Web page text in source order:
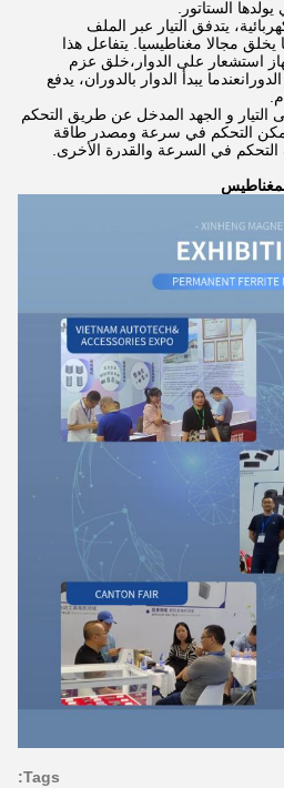
الستاتور.
يتدفق التيار عبر الملف
مجالا مغناطيسيا. يتفاعل هذا
استشعار على الدوار،خلق عزم
يبدأ الدوار بالدوران، يدفع
و الجهد المدخل عن طريق التحكم
التحكم في سرعة ومصدر طاقة
في السرعة والقدرة الأخرى.
Tags: